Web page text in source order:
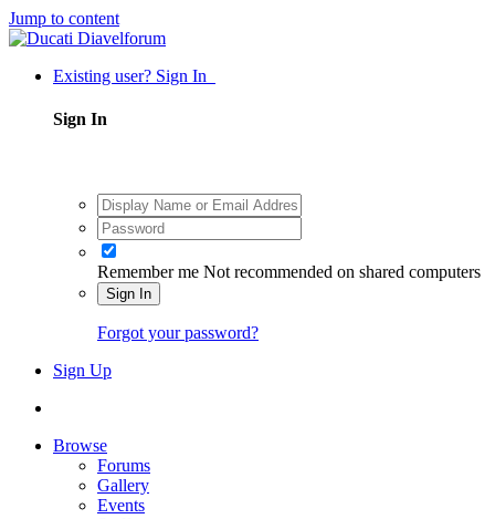
Jump to content
Existing user? Sign In
Sign In
Remember me Not recommended on shared computers
Sign In
Forgot your password?
Sign Up
Browse
Forums
Gallery
Events